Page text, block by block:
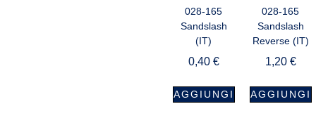
028-165
Sandslash
(IT)
0,40 €
AGGIUNGI
028-165
Sandslash
Reverse (IT)
1,20 €
AGGIUNGI